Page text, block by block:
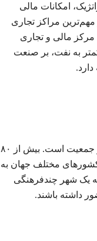
امکانات مالی
مراکز تجاری
مالی و تجاری
به نفت، بر صنعت
دبی یکی از متنوع‌ترین شهرهای جهان از نظر جمعیت است. بیش از ۸۰
مختلف جهان به
به یک شهر چندفرهنگی
داشته باشند.